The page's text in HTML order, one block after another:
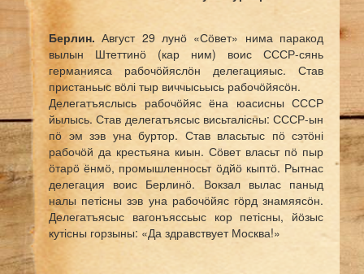
Берлин. Август 29 лунӧ «Сӧвет» нима паракод
вылын Штеттинӧ (кар ним) воис СССР-сянь
германияса рабочӧйяслӧн делегацияыс. Став
пристаньыс вӧлі тыр виччысьысь рабочӧйясӧн.
Делегатъяслысь рабочӧйяс ёна юасисны СССР
йылысь. Став делегатъясыс висьталісны: СССР-ын
пӧ эм зэв уна буртор. Став власьтыс пӧ сэтӧні
рабочӧй да крестьяна киын. Сӧвет власьт пӧ пыр
ӧтарӧ ёнмӧ, промышленносьт ӧдйӧ кыптӧ. Рытнас
делегация воис Берлинӧ. Вокзал вылас паныд
налы петісны зэв уна рабочӧйяс гӧрд знамяясӧн.
Делегатъясыс вагонъяссьыс кор петісны, йӧзыс
кутісны горзыны: «Да здравствует Москва!»